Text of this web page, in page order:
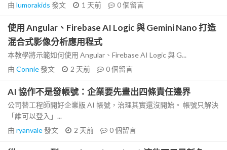
由 lumorakids 發文 1 天前 0個留言
使用 Angular、Firebase AI Logic 與 Gemini Nano 打造
混合式影像分析應用程式
本教學將示範如何使用 Angular、Firebase AI Logic 與 G...
由 Connie發文 2 天前 0個留言
AI 協作不是發帳號：企業要先畫出四條責任邊界
公司替工程師開好企業版 AI 帳號，治理其實還沒開始。 帳號只解決
「誰可以登入」...
由 ryanvale發文 2 天前 0個留言